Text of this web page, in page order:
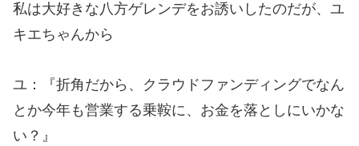
私は大好きな八方ゲレンデをお誘いしたのだが、ユ
キエちゃんから
ユ：『折角だから、クラウドファンディングでなん
とか今年も営業する乗鞍に、お金を落としにいかな
い？』